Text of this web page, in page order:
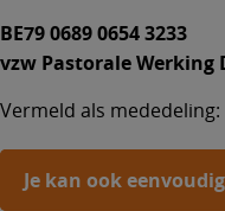
BE79 0689 0654 3233
vzw Pastorale Werking
Vermeld als mededeling:
Je kan ook